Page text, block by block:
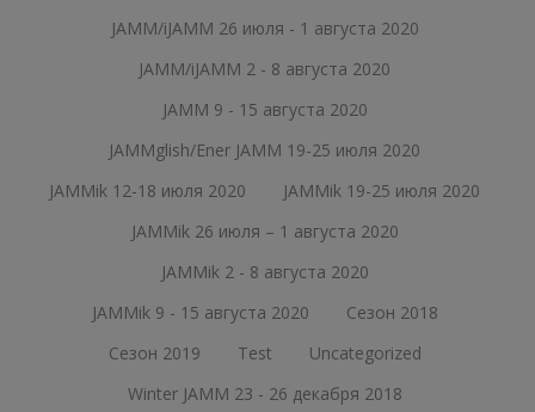
JAMM/iJAMM 26 июля - 1 августа 2020
JAMM/iJAMM 2 - 8 августа 2020
JAMM 9 - 15 августа 2020
JAMMglish/Ener JAMM 19-25 июля 2020
JAMMik 12-18 июля 2020
JAMMik 19-25 июля 2020
JAMMik 26 июля – 1 августа 2020
JAMMik 2 - 8 августа 2020
JAMMik 9 - 15 августа 2020
Сезон 2018
Сезон 2019
Test
Uncategorized
Winter JAMM 23 - 26 декабря 2018